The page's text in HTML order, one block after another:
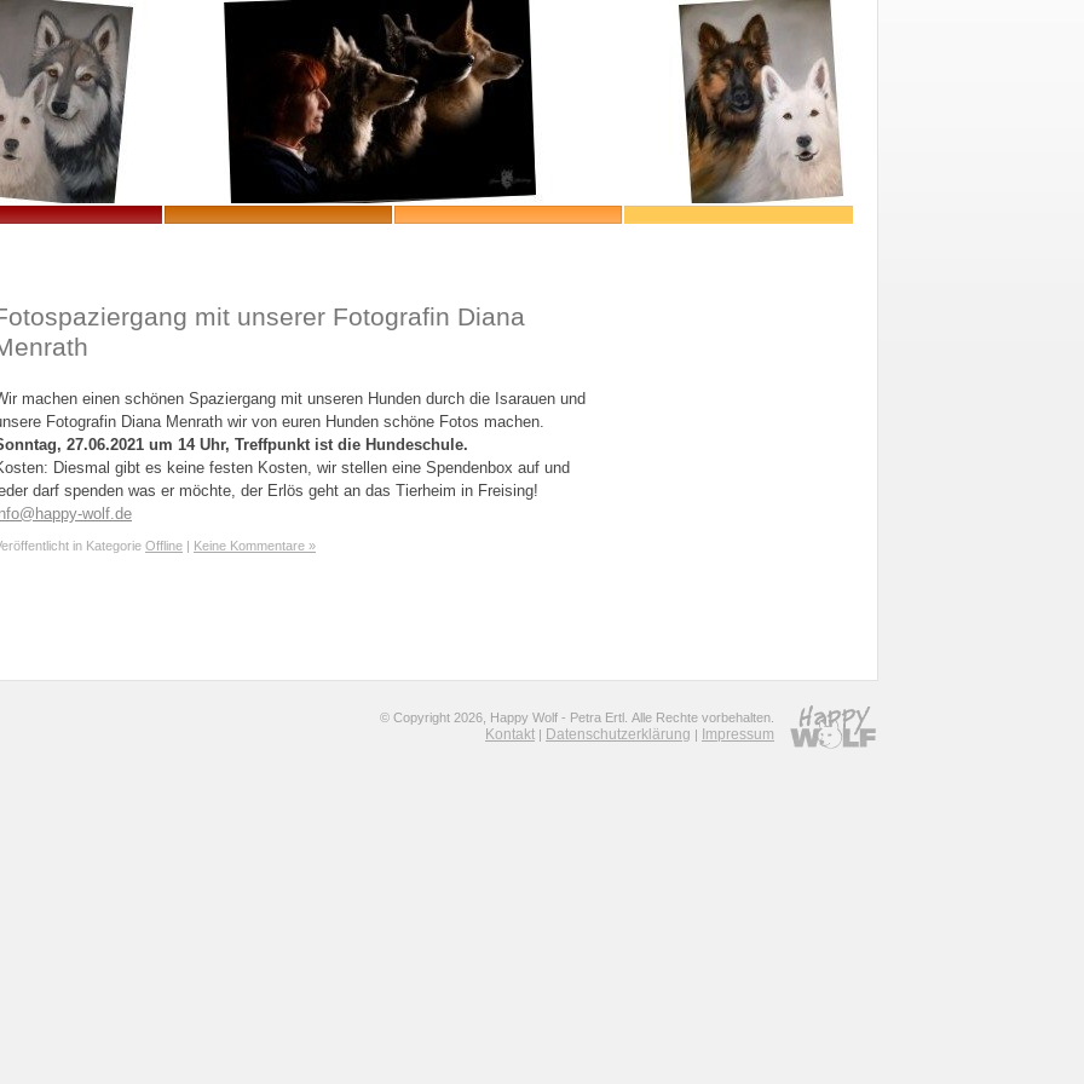
mit unserer Fotografin Diana
machen einen schönen Spaziergang mit unseren Hunden durch die Isarauen und
Fotografin Diana Menrath wir von euren Hunden schöne Fotos machen.
27.06.2021 um 14 Uhr, Treffpunkt ist die Hundeschule.
Diesmal gibt es keine festen Kosten, wir stellen eine Spendenbox auf und
darf spenden was er möchte, der Erlös geht an das Tierheim in Freising!
wolf.de
in Kategorie Offline | Keine Kommentare »
© Copyright 2026, Happy Wolf - Petra Ertl. Alle Rechte vorbehalten.
Kontakt | Datenschutzerklärung | Impressum